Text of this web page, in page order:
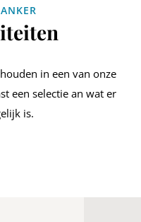
in een van onze
een selectie an wat er
is.